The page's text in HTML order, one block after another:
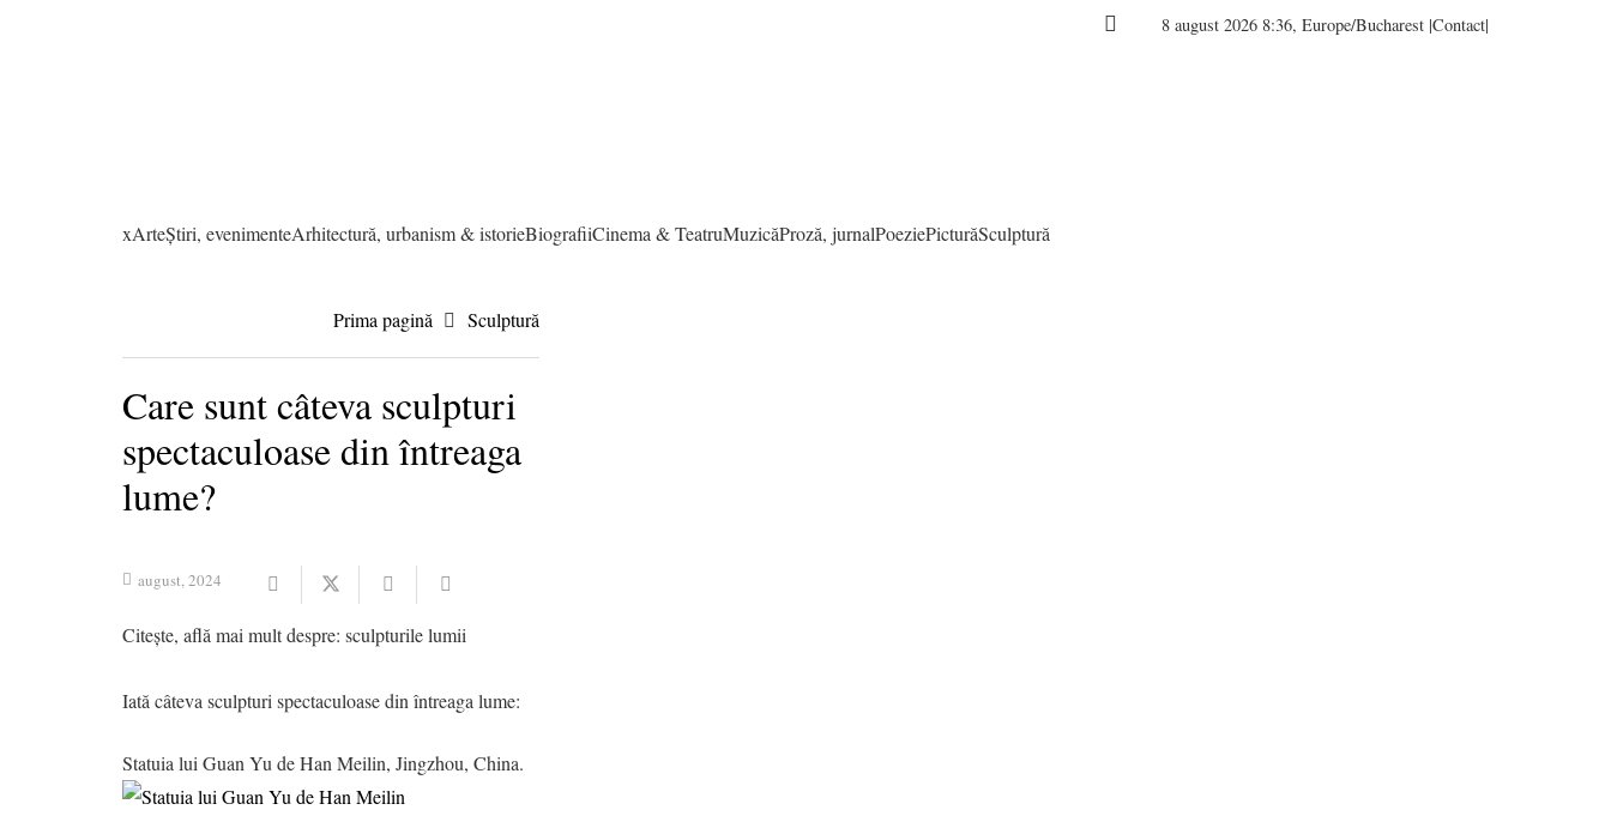
8 august 2026 8:36, Europe/Bucharest |Contact|
xArteȘtiri, evenimenteArhitectură, urbanism & istorieBiografiiCinema & TeatruMuzicăProză, jurnalPoeziePicturăSculptură
Prima pagină Sculptură
Care sunt câteva sculpturi
spectaculoase din întreaga
lume?
august, 2024
Citește, află mai mult despre: sculpturile lumii
Iată câteva sculpturi spectaculoase din întreaga lume:
Statuia lui Guan Yu de Han Meilin, Jingzhou, China.